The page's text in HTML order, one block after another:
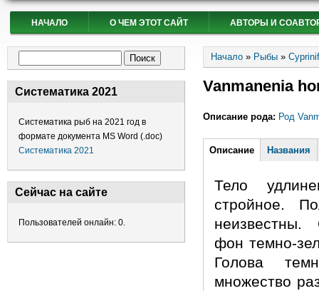
НАЧАЛО О ЧЕМ ЭТОТ САЙТ АВТОРЫ И
Систематика 2021
Систематика рыб на 2021 год в
формате документа MS Word (.doc)
Систематика 2021
Сейчас на сайте
Пользователей онлайн: 0.
Вы здесь
Начало » Рыбы »
Vanmanenia
Описание рода: Род
Описание(активная
вкладка)
Названия
Тело
стройное.
фон темно-
Голова
множество